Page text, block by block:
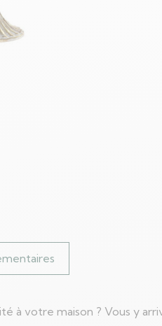
à votre maison ? Vous y